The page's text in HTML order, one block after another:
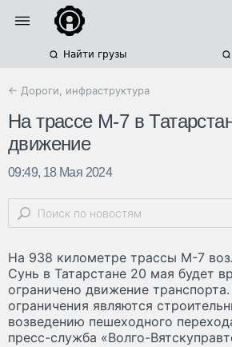
Найти грузы
← Дороги, инфраструктура
На трассе М-7 в
движение
09:49, 18 Мая 2024
На 938 километре трассы М-7
Сунь в Татарстане 20 мая будет
ограничено движение
ограничения являются
возведению пешеходного
пресс-служба «Волго-